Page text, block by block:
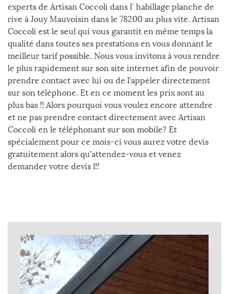
experts de Artisan Coccoli dans l` habillage planche de
rive à Jouy Mauvoisin dans le 78200 au plus vite. Artisan
Coccoli est le seul qui vous garantit en même temps la
qualité dans toutes ses prestations en vous donnant le
meilleur tarif possible. Nous vous invitons à vous rendre
le plus rapidement sur son site internet afin de pouvoir
prendre contact avec lui ou de l’appeler directement
sur son téléphone. Et en ce moment les prix sont au
plus bas !! Alors pourquoi vous voulez encore attendre
et ne pas prendre contact directement avec Artisan
Coccoli en le téléphonant sur son mobile? Et
spécialement pour ce mois-ci vous aurez votre devis
gratuitement alors qu’attendez-vous et venez
demander votre devis l!!